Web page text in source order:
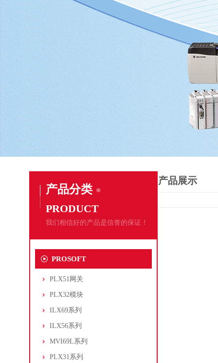
产品分类
PRODUCT
我们相信好的产品是信誉的保证！
PROSOFT
PLX51网关
PLX32模块
ILX69系列
ILX56系列
MVI69L系列
PLX31系列
产品展示